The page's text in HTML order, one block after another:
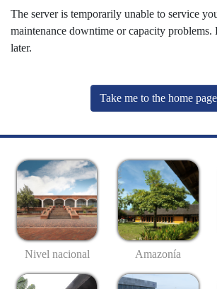
The server is temporarily unable to service
maintenance downtime or capacity problems.
later.
Take me to the home page
Nivel nacional Amazonía